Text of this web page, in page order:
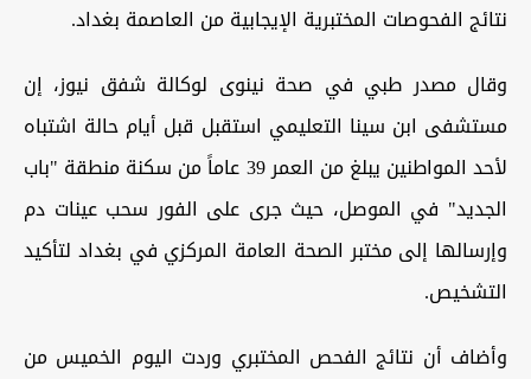
نتائج الفحوصات المختبرية الإيجابية من العاصمة بغداد.
وقال مصدر طبي في صحة نينوى لوكالة شفق نيوز، إن
مستشفى ابن سينا التعليمي استقبل قبل أيام حالة اشتباه
لأحد المواطنين يبلغ من العمر 39 عاماً من سكنة منطقة "باب
الجديد" في الموصل، حيث جرى على الفور سحب عينات دم
وإرسالها إلى مختبر الصحة العامة المركزي في بغداد لتأكيد
التشخيص.
وأضاف أن نتائج الفحص المختبري وردت اليوم الخميس من